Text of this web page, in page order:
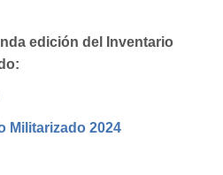
edición del Inventario
Militarizado 2024